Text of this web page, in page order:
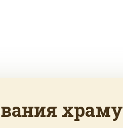
храму